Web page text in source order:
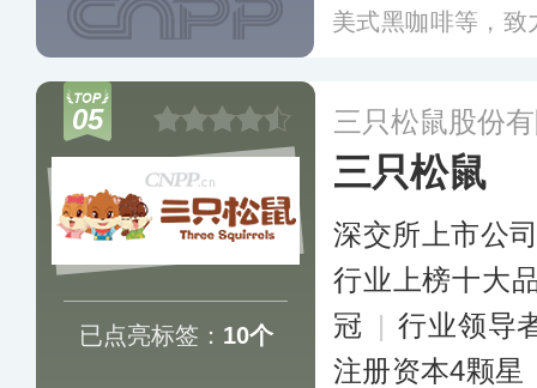
美式黑咖啡等，
05
已点亮标签： 10个
三只松鼠股份
三只松鼠
深交所上市公
行业上榜十大
冠 | 行业领导
注册资本4颗星